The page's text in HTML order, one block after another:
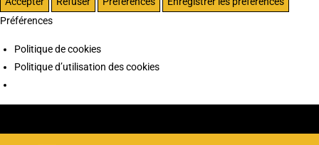
Préférences
Politique de cookies
Politique d’utilisation des cookies